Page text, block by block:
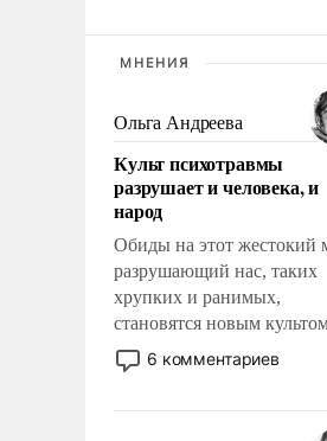
МНЕНИЯ
Ольга Андреева
Культ психотравмы
разрушает и человека, и
народ
Обиды на этот жестокий
разрушающий нас, таких
хрупких и ранимых,
становятся новым
постепенно вытесняя и
отменяя традиционное
мужественным и твердым
6 комментариев